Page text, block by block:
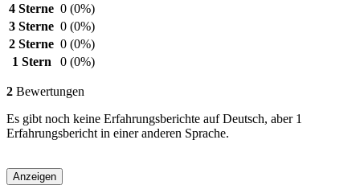
4 Sterne 0 (0%)
3 Sterne 0 (0%)
2 Sterne 0 (0%)
1 Stern
0 (0%)
2 Bewertungen
Es gibt noch keine Erfahrungsberichte auf Deutsch, aber 1
Erfahrungsbericht in einer anderen Sprache.
Anzeigen